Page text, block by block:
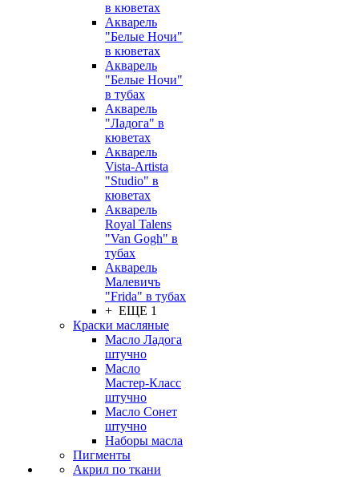
в кюветах
Акварель
"Белые Ночи"
в кюветах
Акварель
"Белые Ночи"
в тубах
Акварель
"Ладога" в
кюветах
Акварель
Vista-Artista
"Studio" в
кюветах
Акварель
Royal Talens
"Van Gogh" в
тубах
Акварель
Малевичъ
"Frida" в тубах
+ ЕЩЕ 1
Краски масляные
Масло Ладога
штучно
Масло
Мастер-Класс
штучно
Масло Сонет
штучно
Наборы масла
Пигменты
Акрил по ткани